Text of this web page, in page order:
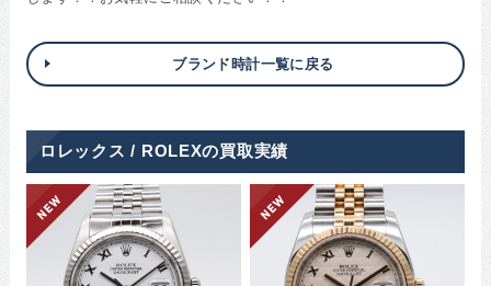
ブランド時計一覧に戻る
ロレックス / ROLEXの買取実績